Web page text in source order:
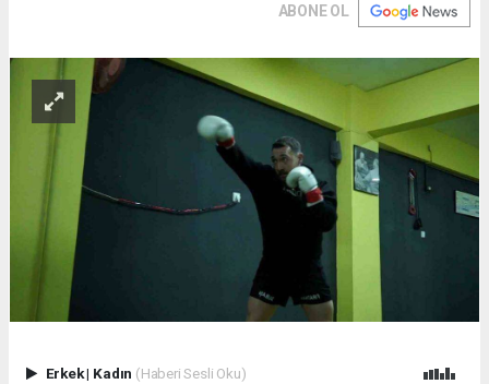
ABONE OL
Erkek| Kadın (Haberi Sesli Oku)